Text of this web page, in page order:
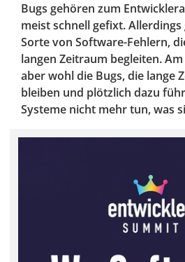
Bugs gehören zum
meist schnell gefixt. Allerdings
Sorte von Software-Fehlern,
langen Zeitraum begleiten.
aber wohl die Bugs, die lange
bleiben und plötzlich dazu
Systeme nicht mehr tun, was